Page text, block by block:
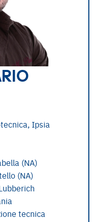
Ipsia
(NA)
(NA)
tecnica